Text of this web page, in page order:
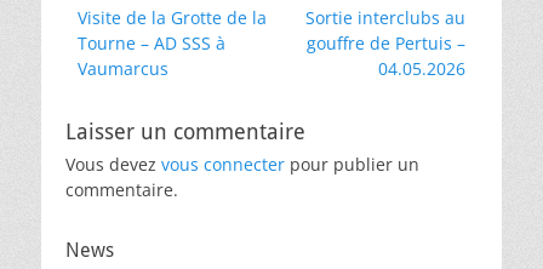
de
l’article
Article
précédent :
Visite de la Grotte de la
Tourne – AD SSS à
Vaumarcus
Article
suivant :
Sortie interclubs au
gouffre de Pertuis –
04.05.2026
Laisser un commentaire
Vous devez vous connecter pour publier un
commentaire.
News